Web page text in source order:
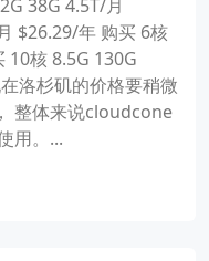
38G 4.5T/月
$26.29/年 购买 6核
10核 8.5G 130G
洛杉矶的价格要稍微
整体来说cloudcone
用。...